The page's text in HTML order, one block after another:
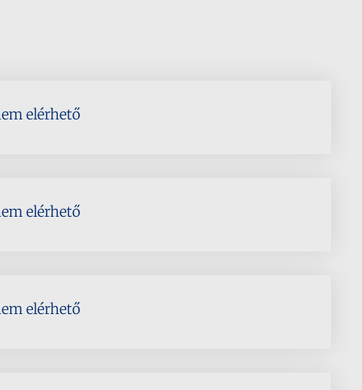
elérhető
elérhető
elérhető